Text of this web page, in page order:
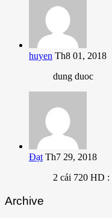
huyen Th8 01, 2018
dung duoc
Đạt Th7 29, 2018
2 cái 720 HD :
Archive